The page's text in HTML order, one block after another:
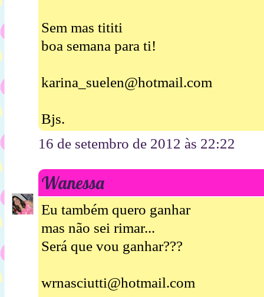
Sem mas tititi
boa semana para ti!
karina_suelen@hotmail.com
Bjs.
16 de setembro de 2012 às 22:22
Wanessa
Eu também quero ganhar
mas não sei rimar...
Será que vou ganhar???
wrnasciutti@hotmail.com